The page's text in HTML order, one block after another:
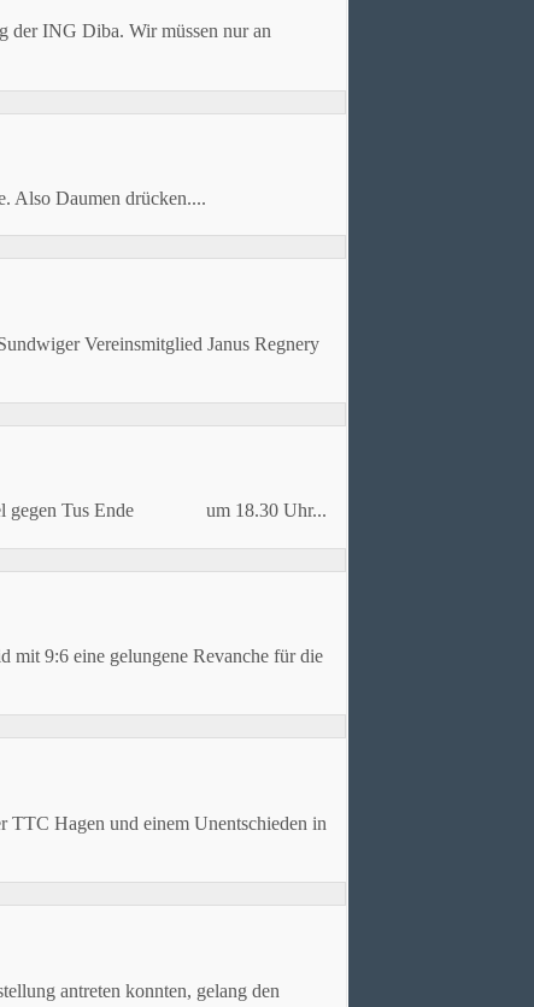
der ING Diba. Wir müssen nur an
Also Daumen drücken....
Vereinsmitglied Janus Regnery
Spiel gegen Tus Ende um 18.30 Uhr...
mit 9:6 eine gelungene Revanche für die
TTC Hagen und einem Unentschieden in
antreten konnten, gelang den